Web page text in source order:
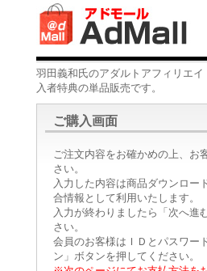
羽田義和氏のアダルトアフィリエ
入者特典の単品販売です。
ご購入画面
ご注文内容をお確かめの上、お
さい。
入力した内容は商品ダウンロー
合情報として利用いたします。
入力が終わりましたら「次へ進
さい。
会員のお客様はＩＤとパスワー
ン」ボタンを押してください。